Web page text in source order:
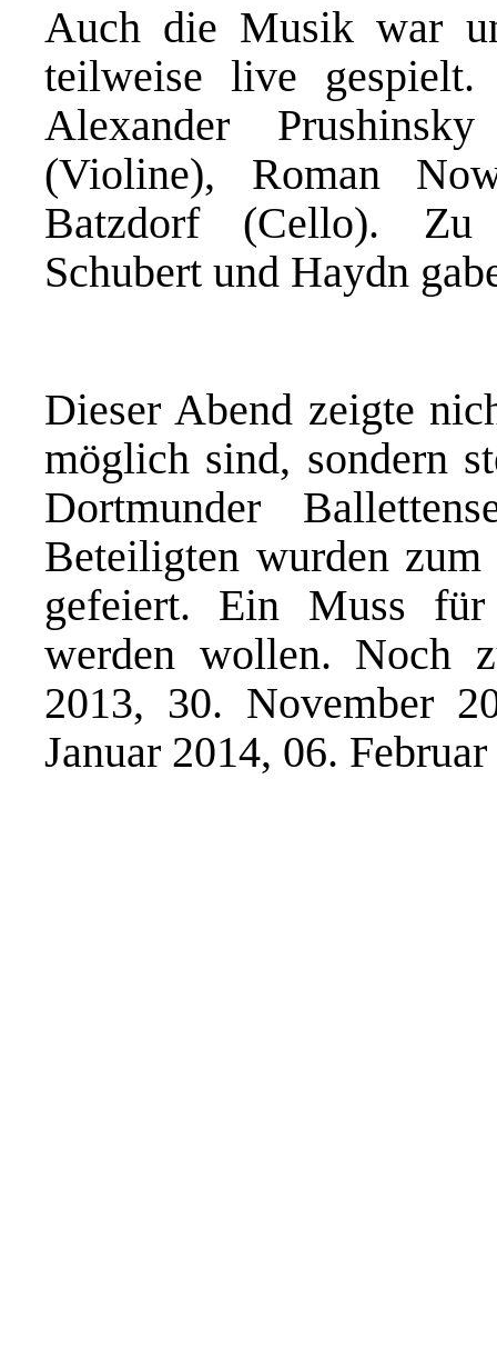
Auch die Musik war
teilweise live
Alexander
(Violine), Roman
Batzdorf (Cello). Zu
Schubert und Haydn
Dieser Abend zeigte
möglich sind, sondern
Dortmunder
Beteiligten wurden
gefeiert. Ein Muss
werden wollen. Noch
2013, 30. November
Januar 2014, 06.